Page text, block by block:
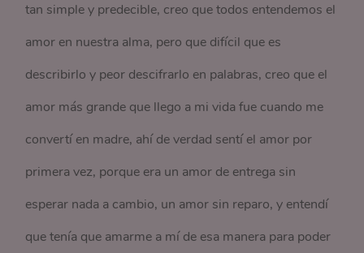
tan simple y predecible, creo que todos entendemos el
amor en nuestra alma, pero que difícil que es
describirlo y peor descifrarlo en palabras, creo que el
amor más grande que llego a mi vida fue cuando me
convertí en madre, ahí de verdad sentí el amor por
primera vez, porque era un amor de entrega sin
esperar nada a cambio, un amor sin reparo, y entendí
que tenía que amarme a mí de esa manera para poder